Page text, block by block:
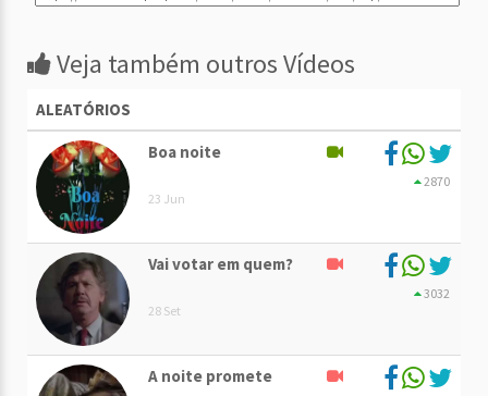
Veja também outros Vídeos
ALEATÓRIOS
Boa noite
23 Jun
2870
Vai votar em quem?
28 Set
3032
A noite promete